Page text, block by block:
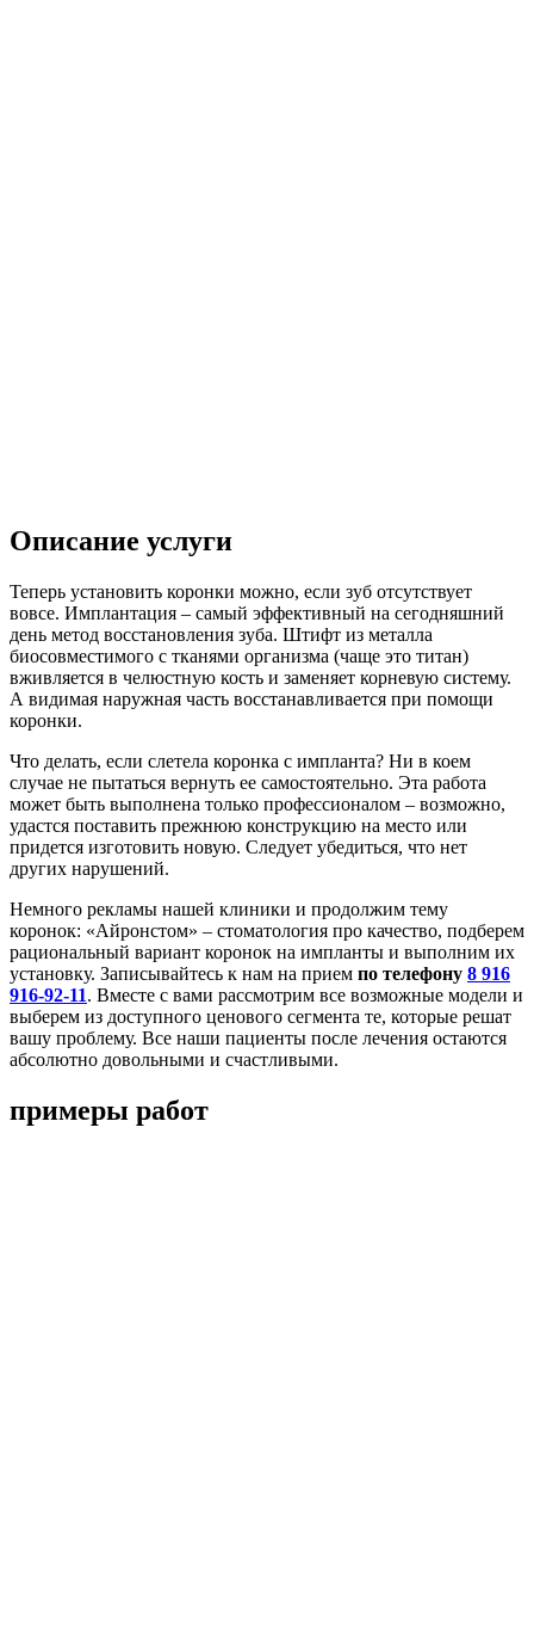
Описание услуги
Теперь установить коронки можно, если зуб отсутствует
вовсе. Имплантация – самый эффективный на сегодняшний
день метод восстановления зуба. Штифт из металла
биосовместимого с тканями организма (чаще это титан)
вживляется в челюстную кость и заменяет корневую систему.
А видимая наружная часть восстанавливается при помощи
коронки.
Что делать, если слетела коронка с импланта? Ни в коем
случае не пытаться вернуть ее самостоятельно. Эта работа
может быть выполнена только профессионалом – возможно,
удастся поставить прежнюю конструкцию на место или
придется изготовить новую. Следует убедиться, что нет
других нарушений.
Немного рекламы нашей клиники и продолжим тему
коронок: «Айронстом» – стоматология про качество, подберем
рациональный вариант коронок на импланты и выполним их
установку. Записывайтесь к нам на прием по телефону 8 916
916-92-11. Вместе с вами рассмотрим все возможные модели и
выберем из доступного ценового сегмента те, которые решат
вашу проблему. Все наши пациенты после лечения остаются
абсолютно довольными и счастливыми.
примеры работ